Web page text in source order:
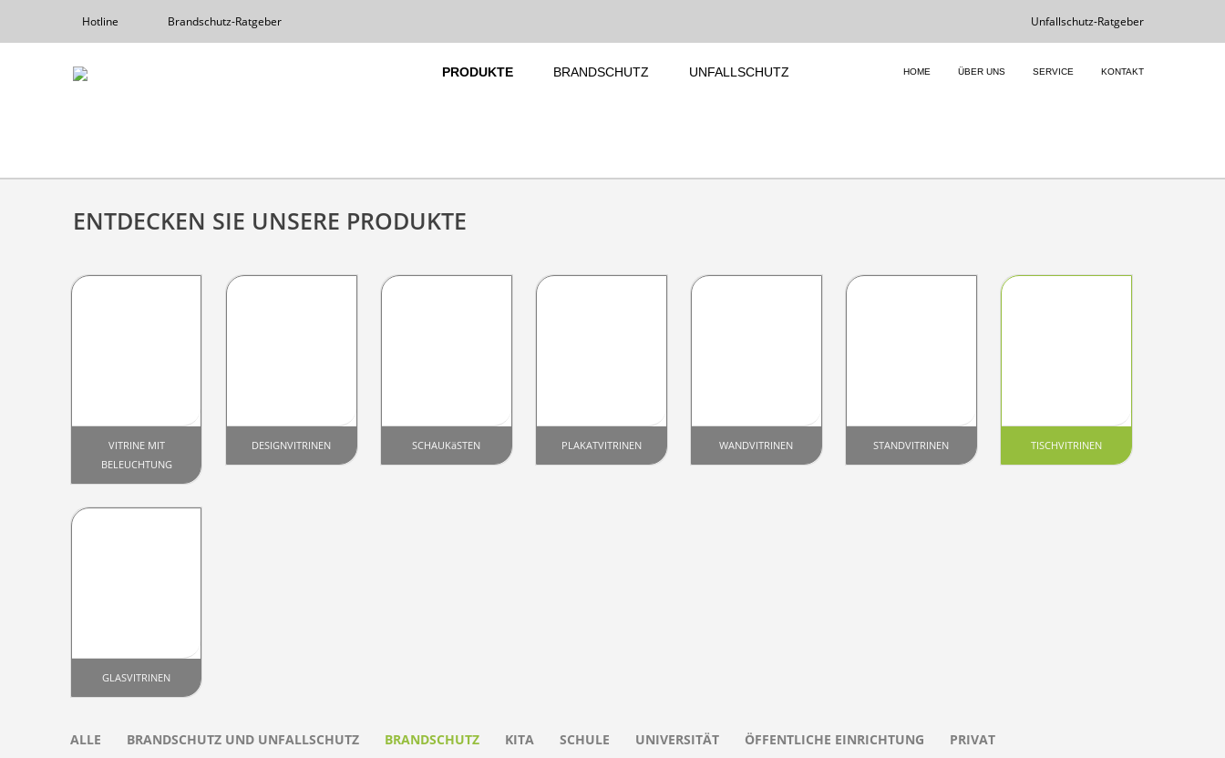
Hotline Brandschutz-Ratgeber Unfallschutz-Ratgeber
PRODUKTE BRANDSCHUTZ UNFALLSCHUTZ HOME ÜBER UNS SERVICE KONTAKT
ENTDECKEN SIE UNSERE PRODUKTE
VITRINE MIT
BELEUCHTUNG
DESIGNVITRINEN SCHAUKäSTEN PLAKATVITRINEN WANDVITRINEN STANDVITRINEN TISCHVITRINEN
GLASVITRINEN
ALLE BRANDSCHUTZ UND UNFALLSCHUTZ BRANDSCHUTZ KITA SCHULE UNIVERSITÄT ÖFFENTLICHE EINRICHTUNG PRIVAT